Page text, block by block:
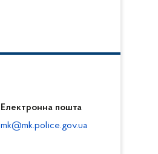
Електронна пошта
mk@mk.police.gov.ua